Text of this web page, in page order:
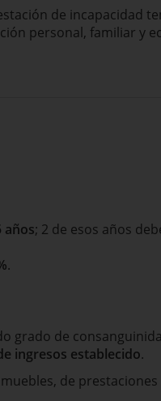
de incapacidad
personal, familiar y
años; 2 de esos años
.
grado de
ingresos establecido.
de prestaciones